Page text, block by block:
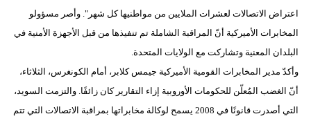
اعتراض الاتصالات لعشرات الملايين من مواطنيها كل شهر". وأصر مسؤولو
المخابرات الأميركية أنّ المراقبة الشاملة تم تنفيذها من قبل الأجهزة الأمنية في
البلدان المعنية وتشاركت مع الولايات المتحدة.
وأكدّ مدير المخابرات القومية الأميركية جيمس كلابر، أمام الكونغرس، الثلاثاء،
أنّ الغضب المُعلّن للحكومات الأوروبية إزاء التقارير كان زائفًا. والتزمت السويد،
التي أصدرت قانونًا في 2008 يسمح لوكالة مخابراتها بمراقبة الاتصالات التي تتم